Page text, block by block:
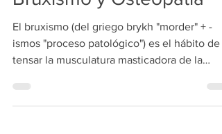
Bruxismo y Osteopatía
El bruxismo (del griego brykh "morder" + -
tensar la musculatura masticadora de la
mandíbula...